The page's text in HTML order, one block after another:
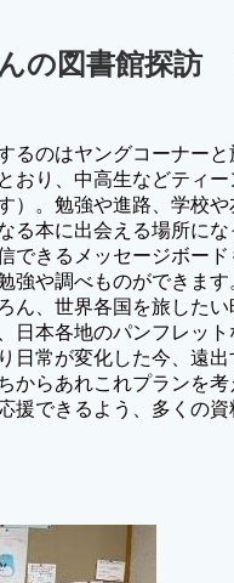
の図書館探訪
のはヤングコーナーと
おり、中高生などティ
）。勉強や進路、学校
る本に出会える場所に
できるメッセージボー
強や調べものができま
ん、世界各国を旅した
日本各地のパンフレッ
日常が変化した今、遠
からあれこれプランを
援できるよう、多くの資